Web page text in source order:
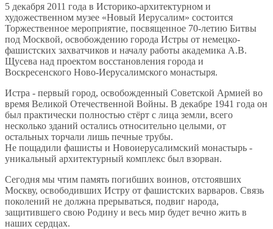
5 декабря 2011 года в Историко-архитектурном и
художественном музее «Новый Иерусалим» состоится
Торжественное мероприятие, посвященное 70-летию Битвы
под Москвой, освобождению города Истры от немецко-
фашистских захватчиков и началу работы академика А.В.
Щусева над проектом восстановления города и
Воскресенского Ново-Иерусалимского монастыря.
Истра - первый город, освобожденный Советской Армией во
время Великой Отечественной Войны. В декабре 1941 года он
был практически полностью стёрт с лица земли, всего
несколько зданий остались относительно целыми, от
остальных торчали лишь печные трубы.
Не пощадили фашисты и Новоиерусалимский монастырь -
уникальный архитектурный комплекс был взорван.
Сегодня мы чтим память погибших воинов, отстоявших
Москву, освободивших Истру от фашистских варваров. Связь
поколений не должна прерываться, подвиг народа,
защитившего свою Родину и весь мир будет вечно жить в
наших сердцах.